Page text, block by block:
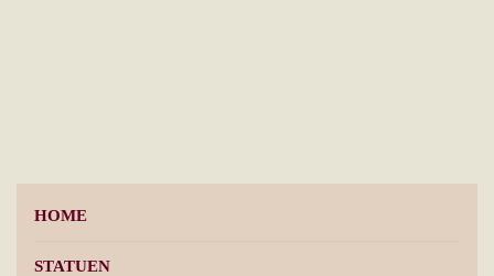
HOME
STATUEN